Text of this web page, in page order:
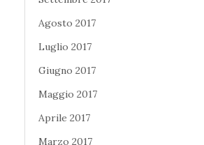
Agosto 2017
Luglio 2017
Giugno 2017
Maggio 2017
Aprile 2017
Marzo 2017